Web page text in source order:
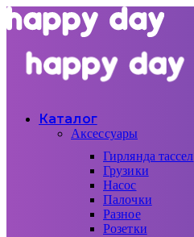
Каталог
Аксессуары
Гирлянда тассел
Грузики
Насос
Палочки
Разное
Розетки